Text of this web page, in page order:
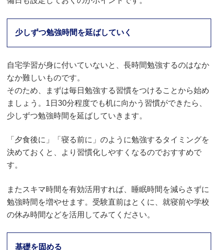
少しずつ勉強時間を延ばしていく
自宅学習が身に付いていないと、長時間勉強するのはなか
なか難しいものです。
そのため、まずは毎日勉強する習慣をつけることから始め
ましょう。1日30分程度でも机に向かう習慣ができたら、
少しずつ勉強時間を延ばしていきます。
「夕食後に」「寝る前に」のように勉強するタイミングを
決めておくと、より習慣化しやすくなるのでおすすめで
す。
またスキマ時間を有効活用すれば、睡眠時間を減らさずに
勉強時間を増やせます。受験直前はとくに、就寝前や学校
の休み時間などを活用してみてください。
基礎を固める